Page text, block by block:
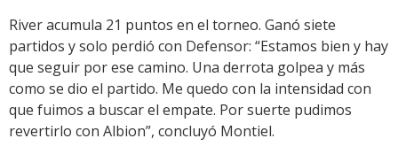
River acumula 21 puntos en el torneo. Ganó siete
partidos y solo perdió con Defensor: “Estamos bien y hay
que seguir por ese camino. Una derrota golpea y más
como se dio el partido. Me quedo con la intensidad con
que fuimos a buscar el empate. Por suerte pudimos
revertirlo con Albion”, concluyó Montiel.